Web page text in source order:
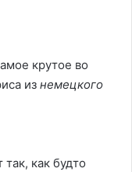
крутое во
из немецкого
как будто